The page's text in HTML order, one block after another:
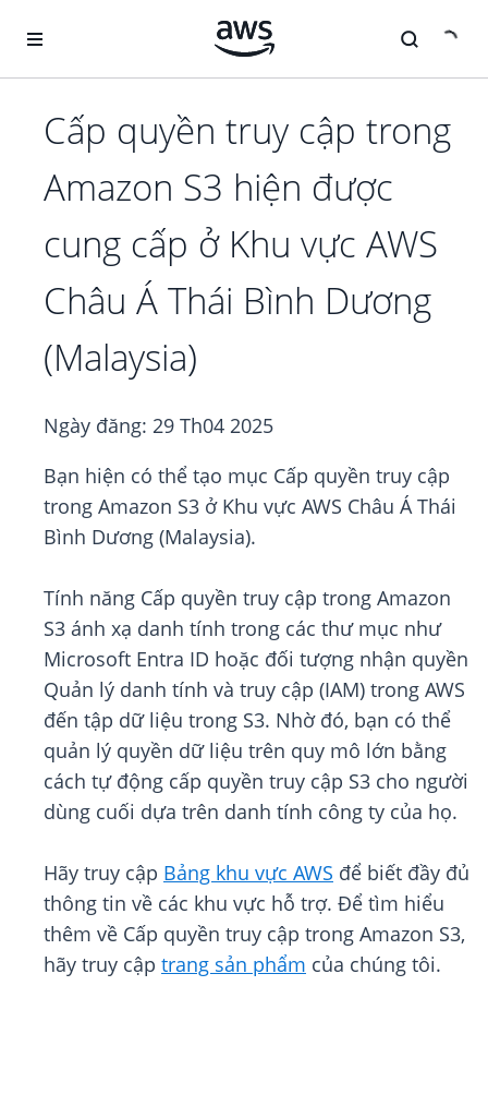
Cấp quyền truy cập trong
Amazon S3 hiện được
cung cấp ở Khu vực AWS
Châu Á Thái Bình Dương
(Malaysia)
Ngày đăng: 29 Th04 2025
Bạn hiện có thể tạo mục Cấp quyền truy cập
trong Amazon S3 ở Khu vực AWS Châu Á Thái
Bình Dương (Malaysia).
Tính năng Cấp quyền truy cập trong Amazon
S3 ánh xạ danh tính trong các thư mục như
Microsoft Entra ID hoặc đối tượng nhận quyền
Quản lý danh tính và truy cập (IAM) trong AWS
đến tập dữ liệu trong S3. Nhờ đó, bạn có thể
quản lý quyền dữ liệu trên quy mô lớn bằng
cách tự động cấp quyền truy cập S3 cho người
dùng cuối dựa trên danh tính công ty của họ.
Hãy truy cập Bảng khu vực AWS để biết đầy đủ
thông tin về các khu vực hỗ trợ. Để tìm hiểu
thêm về Cấp quyền truy cập trong Amazon S3,
hãy truy cập trang sản phẩm của chúng tôi.